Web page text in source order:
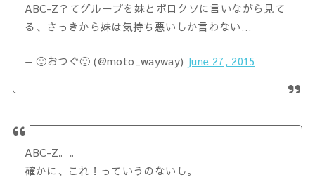
ABC-Z？てグループを妹とボロクソに言いながら見て
る、さっきから妹は気持ち悪いしか言わない…
— 🙂おつぐ🙂 (@moto_wayway) June 27, 2015
ABC-Z。。
確かに、これ！っていうのないし。